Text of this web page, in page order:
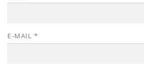
E-MAIL *